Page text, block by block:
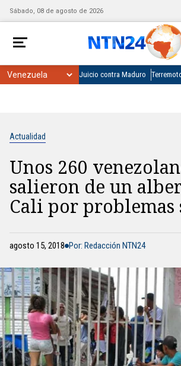
Sábado, 08 de agosto de 2026
Juicio contra Maduro
Actualidad
Unos 260
salieron de un
Cali por problemas
agosto 15, 2018 Por: Redacción NTN24